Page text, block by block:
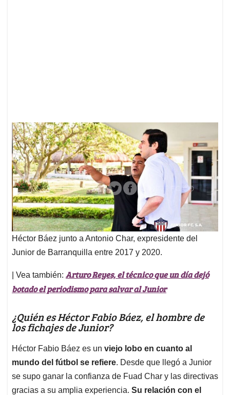
Héctor Báez junto a Antonio Char, expresidente del
Junior de Barranquilla entre 2017 y 2020.
| Vea también: Arturo Reyes, el técnico que un día dejó
botado el periodismo para salvar al Junior
¿Quién es Héctor Fabio Báez, el hombre de
los fichajes de Junior?
Héctor Fabio Báez es un viejo lobo en cuanto al
mundo del fútbol se refiere. Desde que llegó a Junior
se supo ganar la confianza de Fuad Char y las directivas
gracias a su amplia experiencia. Su relación con el